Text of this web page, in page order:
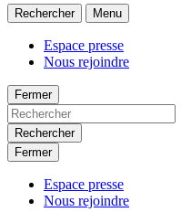
Rechercher Menu
Espace presse
Nous rejoindre
Fermer
Rechercher
Fermer
Espace presse
Nous rejoindre